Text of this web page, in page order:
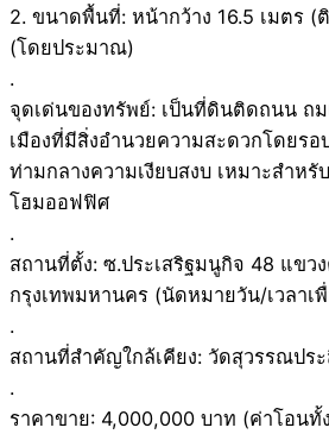
2. ขนาดพื้นที่: หน้ากว้าง 16.5 เมตร (
(โดยประมาณ)
.
จุดเด่นของทรัพย์: เป็นที่ดินติดถนน ถ
เมืองที่มีสิ่งอำนวยความสะดวกโดยร
ท่ามกลางความเงียบสงบ เหมาะสำห
โฮมออฟฟิศ
.
สถานที่ตั้ง: ซ.ประเสริฐมนูกิจ 48 แขว
กรุงเทพมหานคร (นัดหมายวัน/เวลาเ
.
สถานที่สำคัญใกล้เคียง: วัดสุวรรณปร
.
ราคาขาย: 4,000,000 บาท (ค่าโอนทั้